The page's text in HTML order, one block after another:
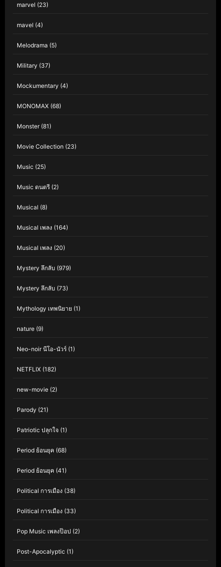
marvel (23)
mavel (4)
Melodrama (5)
Military (37)
Mockumentary (4)
MONOMAX (68)
Monster(81)
Movie Collection (23)
Music (25)
Music ดนตรี (2)
Musical (8)
Musical เพลง (164)
Musical เพลง (20)
Mystery ลึกลับ (979)
Mystery ลึกลับ (73)
Mythology เทพนิยาย (1)
nature (9)
Neo-noir นีโอ-นัวร์ (1)
NETFLIX (182)
new-movie (2)
Parody (21)
Patriotic ปลุกใจ (1)
Period ย้อนยุค (68)
Period ย้อนยุค (41)
Political การเมือง (38)
Political การเมือง (33)
Pop Music เพลงป๊อป (2)
Post-Apocalyptic (1)